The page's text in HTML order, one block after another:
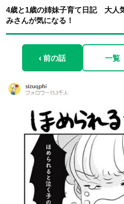
4歳と1歳の姉妹子育て日記 大人
みさんが気になる！
‹ 前の話 一覧